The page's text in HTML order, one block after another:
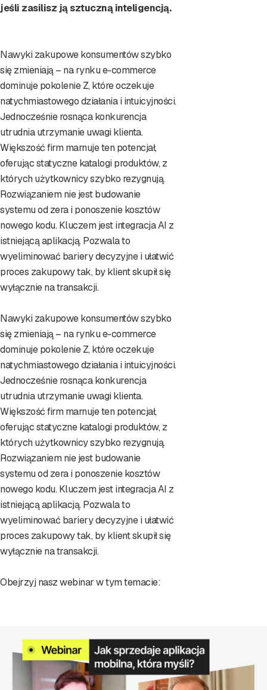
jeśli zasilisz ją sztuczną inteligencją.
Nawyki zakupowe konsumentów szybko
się zmieniają – na rynku e-commerce
dominuje pokolenie Z, które oczekuje
natychmiastowego działania i intuicyjności.
Jednocześnie rosnąca konkurencja
utrudnia utrzymanie uwagi klienta.
Większość firm marnuje ten potencjał,
oferując statyczne katalogi produktów, z
których użytkownicy szybko rezygnują.
Rozwiązaniem nie jest budowanie
systemu od zera i ponoszenie kosztów
nowego kodu. Kluczem jest integracja AI z
istniejącą aplikacją. Pozwala to
wyeliminować bariery decyzyjne i ułatwić
proces zakupowy tak, by klient skupił się
wyłącznie na transakcji.
Nawyki zakupowe konsumentów szybko
się zmieniają – na rynku e-commerce
dominuje pokolenie Z, które oczekuje
natychmiastowego działania i intuicyjności.
Jednocześnie rosnąca konkurencja
utrudnia utrzymanie uwagi klienta.
Większość firm marnuje ten potencjał,
oferując statyczne katalogi produktów, z
których użytkownicy szybko rezygnują.
Rozwiązaniem nie jest budowanie
systemu od zera i ponoszenie kosztów
nowego kodu. Kluczem jest integracja AI z
istniejącą aplikacją. Pozwala to
wyeliminować bariery decyzyjne i ułatwić
proces zakupowy tak, by klient skupił się
wyłącznie na transakcji.
Obejrzyj nasz webinar w tym temacie: